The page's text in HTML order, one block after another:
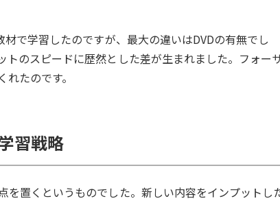
で学習したのですが、最大の違いはDVDの有無でし
トのスピードに歴然とした差が生まれました。フォー
たのです。
習戦略
置くというものでした。新しい内容をインプットし